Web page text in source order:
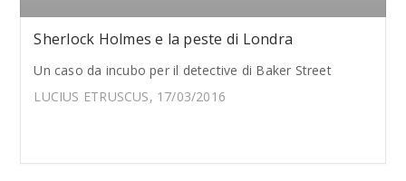
Sherlock Holmes e la peste di Londra
Un caso da incubo per il detective di Baker Street
LUCIUS ETRUSCUS, 17/03/2016